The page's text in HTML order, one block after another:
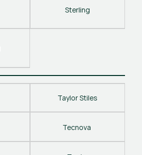
Sterling
Taylor Stiles
Tecnova